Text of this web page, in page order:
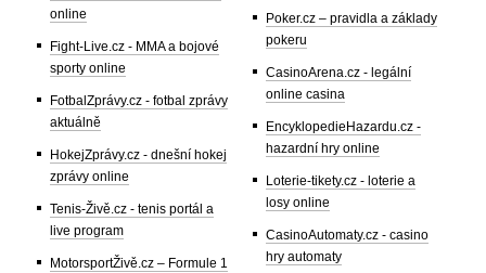
online
Fight-Live.cz - MMA a bojové
sporty online
FotbalZprávy.cz - fotbal zprávy
aktuálně
HokejZprávy.cz - dnešní hokej
zprávy online
Tenis-Živě.cz - tenis portál a
live program
MotorsportŽivě.cz – Formule 1
Poker.cz – pravidla a základy
pokeru
CasinoArena.cz - legální
online casina
EncyklopedieHazardu.cz -
hazardní hry online
Loterie-tikety.cz - loterie a
losy online
CasinoAutomaty.cz - casino
hry automaty